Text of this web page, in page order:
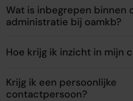
Wat is inbegrepen binnen
administratie bij oamkb?
Hoe krijg ik inzicht in mijn
Krijg ik een persoonlijke
contactpersoon?